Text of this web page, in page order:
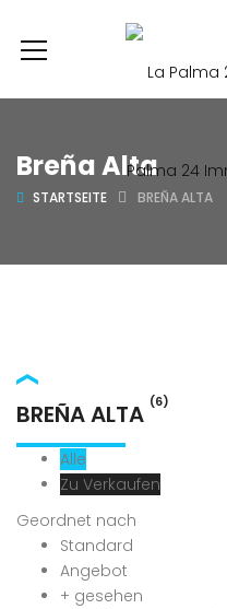
Breña Alta
STARTSEITE BREÑA ALTA
BREÑA ALTA (6)
Alle
Zu Verkaufen
Geordnet nach
Standard
Angebot
+ gesehen